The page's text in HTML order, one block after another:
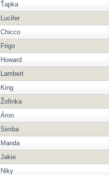
Ťapka
Lucifer
Chicco
Frigo
Howard
Lambert
King
Žofinka
Áron
Simba
Manda
Jakie
Niky